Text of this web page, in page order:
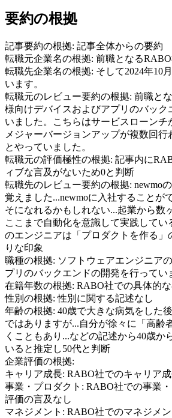
要約の根拠
記事要約の根拠: 記事全体からの要約
転職元企業名の根拠: 前職となる
転職先企業名の根拠: そして2024年10
います。
転職元のレビュー要約の根拠: 前職と
様向けデバイスおよびアプリのバック
いました。こちらはサービスローンチ
メジャーバージョンアップが複数回行
とやっていました。
転職元の評価極性の根拠: 記事内に
ィブな言及がないため0と判断
転職先のレビュー要約の根拠: newmo
覚えました...newmoに入社することが
そになれるかもしれない...起業から数
ここまで自動化を意識して実践してい
のエンジニアは「プロダクトを作る」
りな印象
職種の根拠: ソフトウェアエンジニア
プリのバックエンドの開発を行ってい
在籍年数の根拠: RABO社での具体的
性別の根拠:性別に関する記述なし
年齢の根拠: 40歳で大きな病気をした
ではありますが...自分が徐々に「高齢
くこともあり...などの記述から40歳か
いると推定し50代と判断
企業評価の根拠:
キャリア成長: RABO社でのキャリア
事業・プロダクト : RABO社での事業
評価の言及なし
マネジメント : RABO社でのマネジメ